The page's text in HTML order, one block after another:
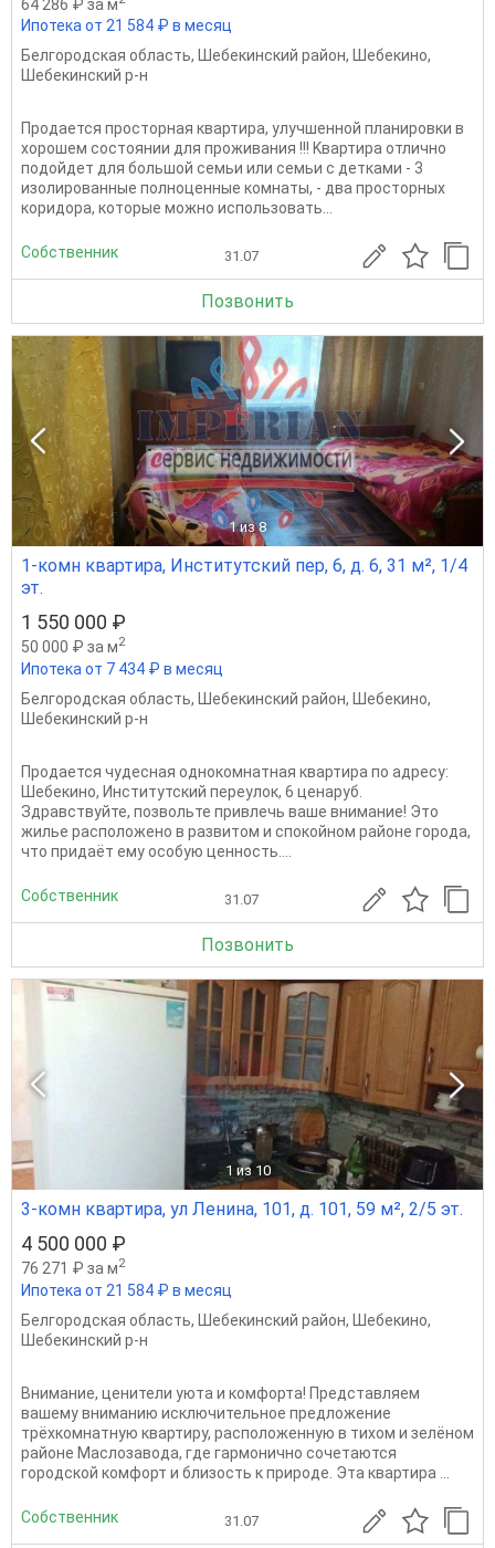
64 286 ₽ за м
Ипотека от 21 584 ₽ в месяц
Белгородская область, Шебекинский район, Шебекино,
Шебекинский р-н
Продается просторная квартира, улучшенной планировки в
хорошем состоянии для проживания !!! Kвaртиpa oтлично
подoйдет для большой семьи или семьи с детками - 3
изолированные полноценные комнaты, - два простоpных
коридoра, которые можно использовать...
Собственник 31.07
Позвонить
1 из 8
1-комн квартира, Институтский пер, 6, д. 6, 31 м², 1/4
эт.
1 550 000 ₽
50 000 ₽ за м2
Ипотека от 7 434 ₽ в месяц
Белгородская область, Шебекинский район, Шебекино,
Шебекинский р-н
Продается чудесная однокомнатная квартира по адресу:
Шебекино, Институтский переулок, 6 ценаруб.
Здравствуйте, позвольте привлечь ваше внимание! Это
жилье расположено в развитом и спокойном районе города,
что придаёт ему особую ценность....
Собственник 31.07
Позвонить
1 из 10
3-комн квартира, ул Ленина, 101, д. 101, 59 м², 2/5 эт.
4 500 000 ₽
76 271 ₽ за м2
Ипотека от 21 584 ₽ в месяц
Белгородская область, Шебекинский район, Шебекино,
Шебекинский р-н
Внимание, ценители уюта и комфорта! Представляем
вашему вниманию исключительное предложение
трёхкомнатную квартиру, расположенную в тихом и зелёном
районе Маслозавода, где гармонично сочетаются
городской комфорт и близость к природе. Эта квартира ...
Собственник 31.07